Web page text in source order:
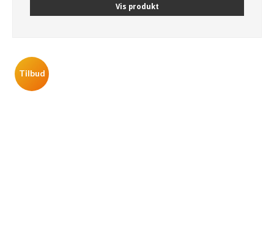
Vis produkt
Tilbud